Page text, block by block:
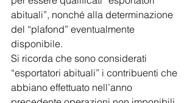
abituali”, nonché alla determinazione
del “plafond” eventualmente
disponibile.
Si ricorda che sono considerati
“esportatori abituali” i contribuenti che
abbiano effettuato nell’anno